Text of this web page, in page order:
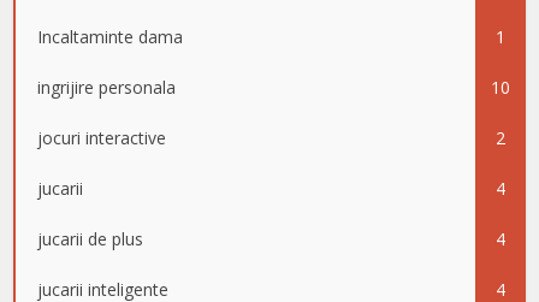
Incaltaminte dama 1
ingrijire personala 10
jocuri interactive 2
jucarii 4
jucarii de plus 4
jucarii inteligente 4